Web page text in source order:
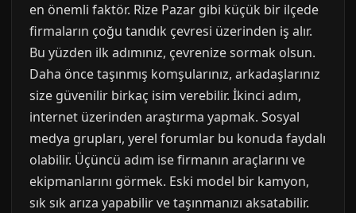
en önemli faktör. Rize Pazar gibi küçük bir ilçede
firmaların çoğu tanıdık çevresi üzerinden iş alır.
Bu yüzden ilk adımınız, çevrenize sormak olsun.
Daha önce taşınmış komşularınız, arkadaşlarınız
size güvenilir birkaç isim verebilir. İkinci adım,
internet üzerinden araştırma yapmak. Sosyal
medya grupları, yerel forumlar bu konuda faydalı
olabilir. Üçüncü adım ise firmanın araçlarını ve
ekipmanlarını görmek. Eski model bir kamyon,
sık sık arıza yapabilir ve taşınmanızı aksatabilir.